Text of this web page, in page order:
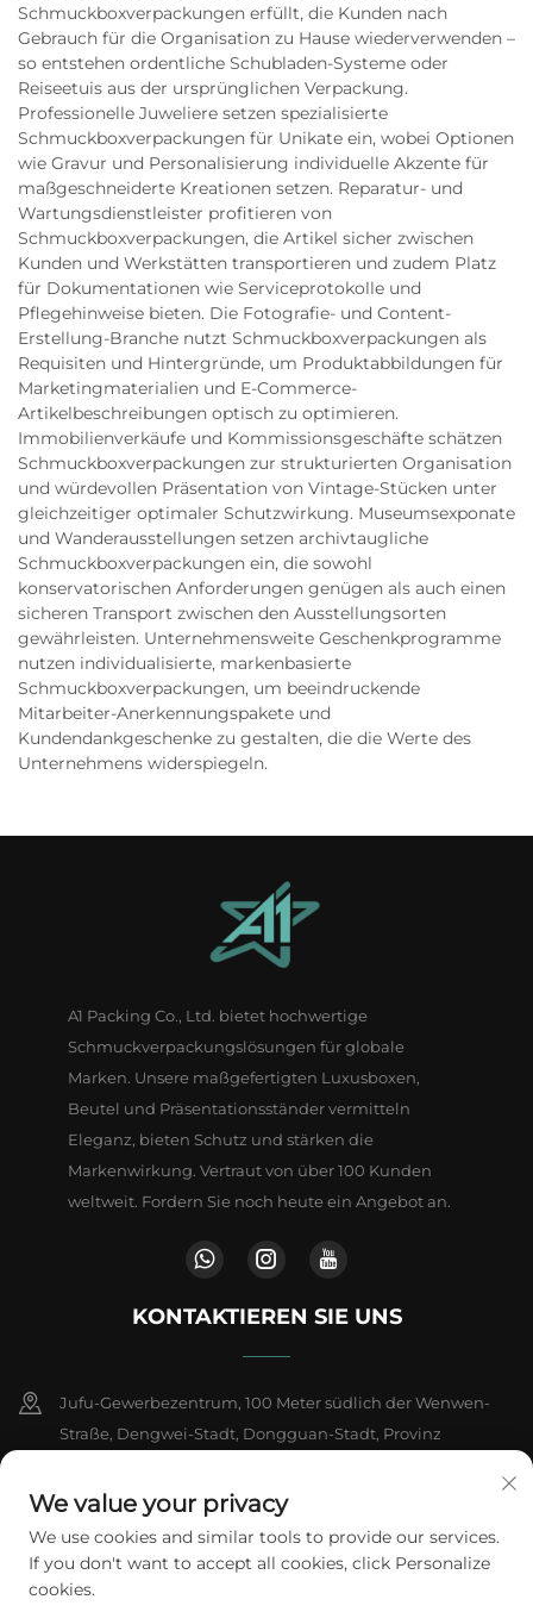
Schmuckboxverpackungen erfüllt, die Kunden nach
Gebrauch für die Organisation zu Hause wiederverwenden –
so entstehen ordentliche Schubladen-Systeme oder
Reiseetuis aus der ursprünglichen Verpackung.
Professionelle Juweliere setzen spezialisierte
Schmuckboxverpackungen für Unikate ein, wobei Optionen
wie Gravur und Personalisierung individuelle Akzente für
maßgeschneiderte Kreationen setzen. Reparatur- und
Wartungsdienstleister profitieren von
Schmuckboxverpackungen, die Artikel sicher zwischen
Kunden und Werkstätten transportieren und zudem Platz
für Dokumentationen wie Serviceprotokolle und
Pflegehinweise bieten. Die Fotografie- und Content-
Erstellung-Branche nutzt Schmuckboxverpackungen als
Requisiten und Hintergründe, um Produktabbildungen für
Marketingmaterialien und E-Commerce-
Artikelbeschreibungen optisch zu optimieren.
Immobilienverkäufe und Kommissionsgeschäfte schätzen
Schmuckboxverpackungen zur strukturierten Organisation
und würdevollen Präsentation von Vintage-Stücken unter
gleichzeitiger optimaler Schutzwirkung. Museumsexponate
und Wanderausstellungen setzen archivtaugliche
Schmuckboxverpackungen ein, die sowohl
konservatorischen Anforderungen genügen als auch einen
sicheren Transport zwischen den Ausstellungsorten
gewährleisten. Unternehmensweite Geschenkprogramme
nutzen individualisierte, markenbasierte
Schmuckboxverpackungen, um beeindruckende
Mitarbeiter-Anerkennungspakete und
Kundendankgeschenke zu gestalten, die die Werte des
Unternehmens widerspiegeln.
A1 Packing Co., Ltd. bietet hochwertige
Schmuckverpackungslösungen für globale
Marken. Unsere maßgefertigten Luxusboxen,
Beutel und Präsentationsständer vermitteln
Eleganz, bieten Schutz und stärken die
Markenwirkung. Vertraut von über 100 Kunden
weltweit. Fordern Sie noch heute ein Angebot an.
KONTAKTIEREN SIE UNS
Jufu-Gewerbezentrum, 100 Meter südlich der Wenwen-
Straße, Dengwei-Stadt, Dongguan-Stadt, Provinz
+86-18802602550
[email protected]
We value your privacy
We use cookies and similar tools to provide our services.
If you don't want to accept all cookies, click Personalize
cookies.